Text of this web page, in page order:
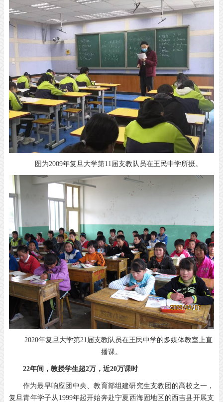
图为2009年复旦大学第11届支教队员在王民中学所摄。
2020年复旦大学第21届支教队员在王民中学的多媒体教室上直
播课。
22年间，教授学生超2万，近20万课时
作为最早响应团中央、教育部组建研究生支教团的高校之一，
复旦青年学子从1999年起开始奔赴宁夏西海固地区的西吉县开展支